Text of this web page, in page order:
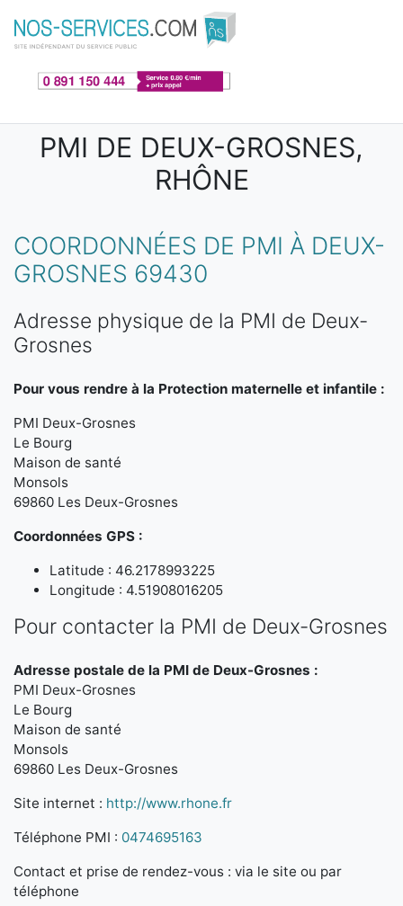
Aller au contenu principal
PMI DE DEUX-GROSNES,
RHÔNE
COORDONNÉES DE PMI À DEUX-
GROSNES 69430
Adresse physique de la PMI de Deux-
Grosnes
Pour vous rendre à la Protection maternelle et infantile :
PMI Deux-Grosnes
Le Bourg
Maison de santé
Monsols
69860 Les Deux-Grosnes
Coordonnées GPS :
Latitude : 46.2178993225
Longitude : 4.51908016205
Pour contacter la PMI de Deux-Grosnes
Adresse postale de la PMI de Deux-Grosnes :
PMI Deux-Grosnes
Le Bourg
Maison de santé
Monsols
69860 Les Deux-Grosnes
Site internet : http://www.rhone.fr
Téléphone PMI : 0474695163
Contact et prise de rendez-vous : via le site ou par
téléphone